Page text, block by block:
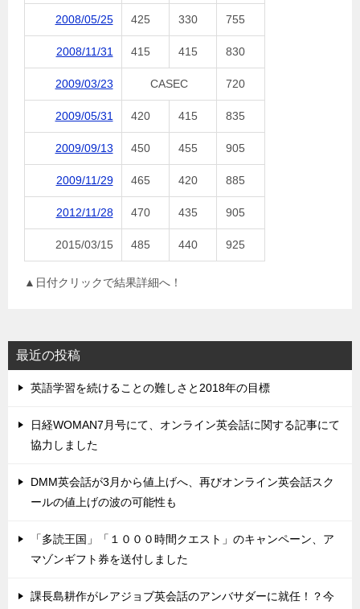
2008/05/25 425 330 755
2008/11/31 415 415 830
2009/03/23 CASEC 720
2009/05/31 420 415 835
2009/09/13 450 455 905
2009/11/29 465 420 885
2012/11/28 470 435 905
2015/03/15 485 440 925
▲日付クリックで結果詳細へ！
最近の投稿
英語学習を続けることの難しさと2018年の目標
日経WOMAN7月号にて、オンライン英会話に関する記事にて
協力しました
DMM英会話が3月から値上げへ、再びオンライン英会話スク
ールの値上げの波の可能性も
「多読王国」「１０００時間クエスト」のキャンペーン、ア
マゾンギフト券を送付しました
課長島耕作がレアジョブ英会話のアンバサダーに就任！？今